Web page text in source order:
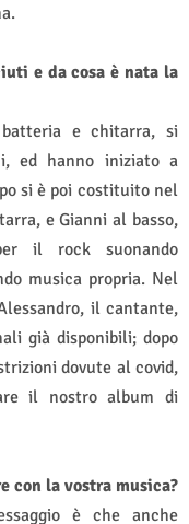
e da cosa è nata la
batteria e chitarra, si
ed hanno iniziato a
si è poi costituito nel
e Gianni al basso,
il rock suonando
musica propria. Nel
il cantante,
già disponibili; dopo
dovute al covid,
il nostro album di
con la vostra musica?
è che anche